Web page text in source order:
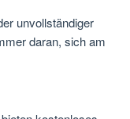
unvollständiger
daran, sich am